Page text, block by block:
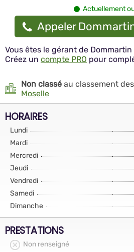
Actuellement
Appeler
Vous êtes le gérant de
Créez un compte PRO pour
Non classéau classement des
Moselle
HORAIRES
Lundi
Mardi
Mercredi
Jeudi
Vendredi
Samedi
Dimanche
PRESTATIONS
Non renseigné